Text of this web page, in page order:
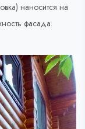
наносится на
фасада.